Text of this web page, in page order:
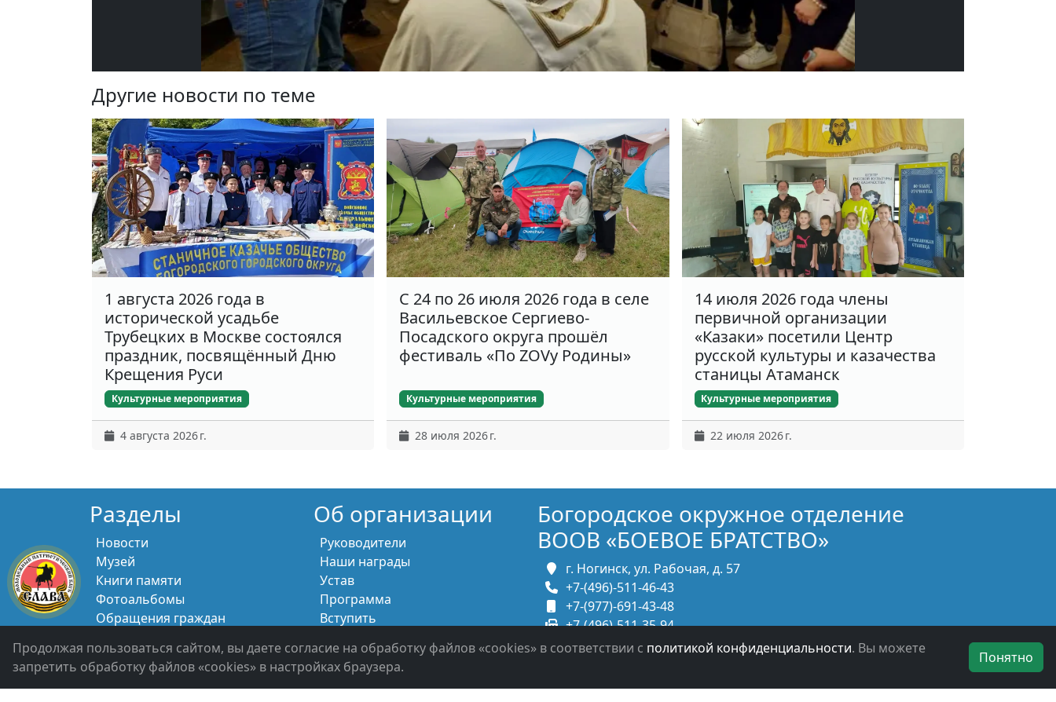
Другие новости по теме
1 августа 2026 года в
исторической усадьбе
Трубецких в Москве состоялся
праздник, посвящённый Дню
Крещения Руси
Культурные мероприятия
4 августа 2026 г.
С 24 по 26 июля 2026 года в селе
Васильевское Сергиево-
Посадского округа прошёл
фестиваль «По ZOVу Родины»
Культурные мероприятия
28 июля 2026 г.
14 июля 2026 года члены
первичной организации
«Казаки» посетили Центр
русской культуры и казачества
станицы Атаманск
Культурные мероприятия
22 июля 2026 г.
Разделы
Новости
Музей
Книги памяти
Фотоальбомы
Обращения граждан
семьям
Об организации
Руководители
Наши награды
Устав
Программа
Вступить
Богородское окружное отделение
ВООВ «БОЕВОЕ БРАТСТВО»
г. Ногинск, ул. Рабочая, д. 57
+7-(496)-511-46-43
+7-(977)-691-43-48
+7-(496)-511-35-94
bbnoginsk@mail.ru
Продолжая пользоваться сайтом, вы даете согласие на обработку файлов «cookies» в соответствии с политикой конфиденциальности. Вы можете
запретить обработку файлов «cookies» в настройках браузера.
Понятно